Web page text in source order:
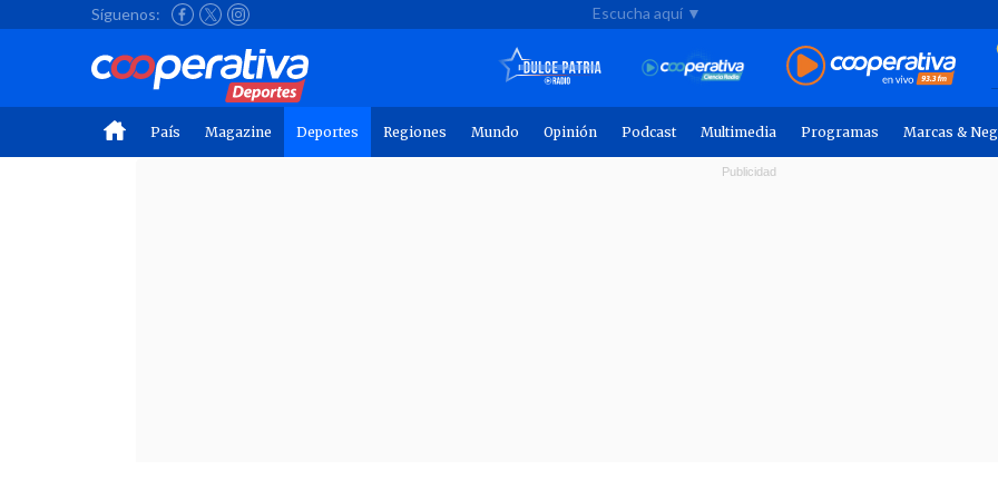
Síguenos: Escucha aquí ▼
País Magazine Deportes Regiones Mundo Opinión Podcast Multimedia Programas Marcas &